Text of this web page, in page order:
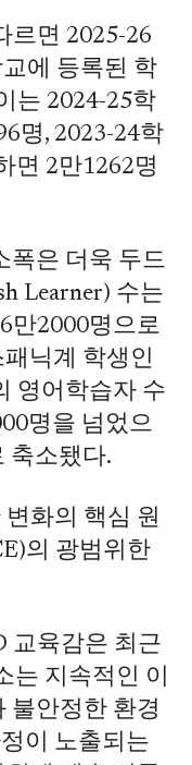
르면 2025-26
에 등록된 학
는 2024-25학
명, 2023-24학
면 2만1262명
폭은 더욱 두드
Learner) 수는
만2000명으로
닉계 학생인
영어학습자 수
명을 넘었으
축소됐다.
화의 핵심 원
의 광범위한
교육감은 최근
는 지속적인 이
불안정한 환경
이 노출되는